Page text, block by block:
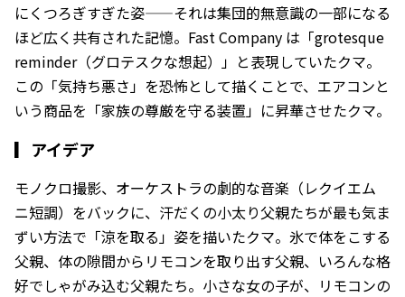
にくつろぎすぎた姿——それは集団的無意識の一部になる
ほど広く共有された記憶。Fast Company は「grotesque
reminder（グロテスクな想起）」と表現していたクマ。
この「気持ち悪さ」を恐怖として描くことで、エアコンと
いう商品を「家族の尊厳を守る装置」に昇華させたクマ。
▎ アイデア
モノクロ撮影、オーケストラの劇的な音楽（レクイエム
ニ短調）をバックに、汗だくの小太り父親たちが最も気ま
ずい方法で「涼を取る」姿を描いたクマ。氷で体をこする
父親、体の隙間からリモコンを取り出す父親、いろんな格
好でしゃがみ込む父親たち。小さな女の子が、リモコンの